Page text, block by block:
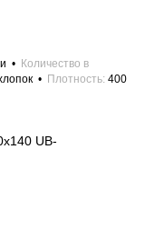
Количество в
Плотность 400